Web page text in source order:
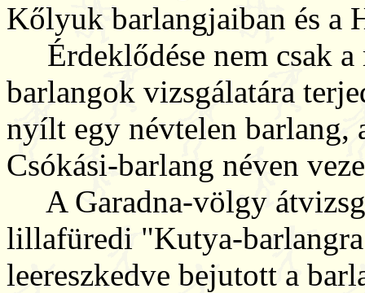
Kőlyuk barlangjaiban és a
Érdeklődése nem csak a
barlangok vizsgálatára
nyílt egy névtelen barlang,
Csókási-barlang néven
A Garadna-völgy
lillafüredi "Kutya-
leereszkedve bejutott a